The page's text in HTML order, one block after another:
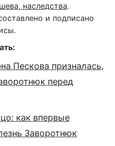
наследства.
и подписано
Пескова призналась,
перед
как впервые
Заворотнюк